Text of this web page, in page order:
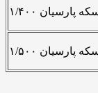
پارسیان ۱/۴۰۰
پارسیان ۱/۵۰۰